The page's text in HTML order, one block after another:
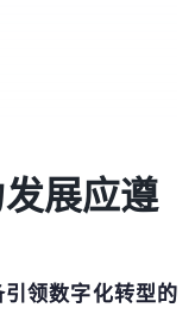
发展应遵
领数字化转型的